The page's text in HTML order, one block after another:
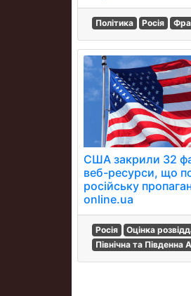
Політика Росія
США закрили 32
веб-ресурси, що
російську
online.ua
Росія
Оцінка
Північна та Південна